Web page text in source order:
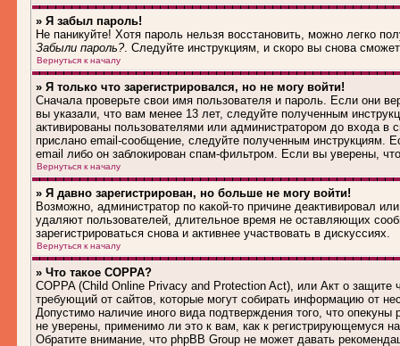
» Я забыл пароль!
Не паникуйте! Хотя пароль нельзя восстановить, можно легко
Забыли пароль?. Следуйте инструкциям, и скоро вы снова
Вернуться к началу
» Я только что зарегистрировался, но не могу войти!
Сначала проверьте свои имя пользователя и пароль. Если они
вы указали, что вам менее 13 лет, следуйте полученным
активированы пользователями или администратором до входа
прислано email-сообщение, следуйте полученным инструкциям.
email либо он заблокирован спам-фильтром. Если вы уверены,
Вернуться к началу
» Я давно зарегистрирован, но больше не могу войти!
Возможно, администратор по какой-то причине деактивировал
удаляют пользователей, длительное время не оставляющих
зарегистрироваться снова и активнее участвовать в дискуссиях.
Вернуться к началу
» Что такое COPPA?
COPPA (Child Online Privacy and Protection Act), или Акт о защите
требующий от сайтов, которые могут собирать информацию от
Допустимо наличие иного вида подтверждения того, что
не уверены, применимо ли это к вам, как к регистрирующемуся
Обратите внимание, что phpBB Group не может давать